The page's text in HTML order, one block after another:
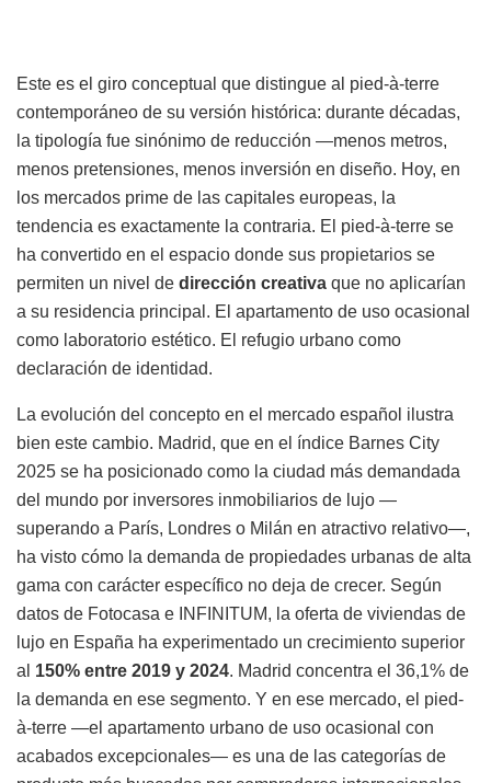
Este es el giro conceptual que distingue al pied-à-terre
contemporáneo de su versión histórica: durante décadas,
la tipología fue sinónimo de reducción —menos metros,
menos pretensiones, menos inversión en diseño. Hoy, en
los mercados prime de las capitales europeas, la
tendencia es exactamente la contraria. El pied-à-terre se
ha convertido en el espacio donde sus propietarios se
permiten un nivel de dirección creativa que no aplicarían
a su residencia principal. El apartamento de uso ocasional
como laboratorio estético. El refugio urbano como
declaración de identidad.
La evolución del concepto en el mercado español ilustra
bien este cambio. Madrid, que en el índice Barnes City
2025 se ha posicionado como la ciudad más demandada
del mundo por inversores inmobiliarios de lujo —
superando a París, Londres o Milán en atractivo relativo—,
ha visto cómo la demanda de propiedades urbanas de alta
gama con carácter específico no deja de crecer. Según
datos de Fotocasa e INFINITUM, la oferta de viviendas de
lujo en España ha experimentado un crecimiento superior
al 150% entre 2019 y 2024. Madrid concentra el 36,1% de
la demanda en ese segmento. Y en ese mercado, el pied-
à-terre —el apartamento urbano de uso ocasional con
acabados excepcionales— es una de las categorías de